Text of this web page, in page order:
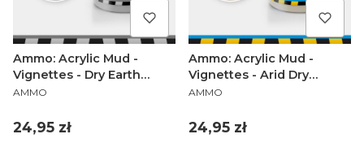
Ammo: Acrylic Mud -
Vignettes - Dry Earth
Ground (100 ml)
PRODUCENT
AMMO
Cena
24,95 zł
Ammo: Acrylic Mud -
Vignettes - Arid Dry
Ground (100 ml)
PRODUCENT
AMMO
Cena
24,95 zł